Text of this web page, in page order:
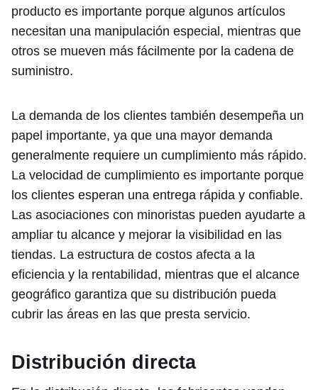
producto es importante porque algunos artículos
necesitan una manipulación especial, mientras que
otros se mueven más fácilmente por la cadena de
suministro.
La demanda de los clientes también desempeña un
papel importante, ya que una mayor demanda
generalmente requiere un cumplimiento más rápido.
La velocidad de cumplimiento es importante porque
los clientes esperan una entrega rápida y confiable.
Las asociaciones con minoristas pueden ayudarte a
ampliar tu alcance y mejorar la visibilidad en las
tiendas. La estructura de costos afecta a la
eficiencia y la rentabilidad, mientras que el alcance
geográfico garantiza que su distribución pueda
cubrir las áreas en las que presta servicio.
Distribución directa